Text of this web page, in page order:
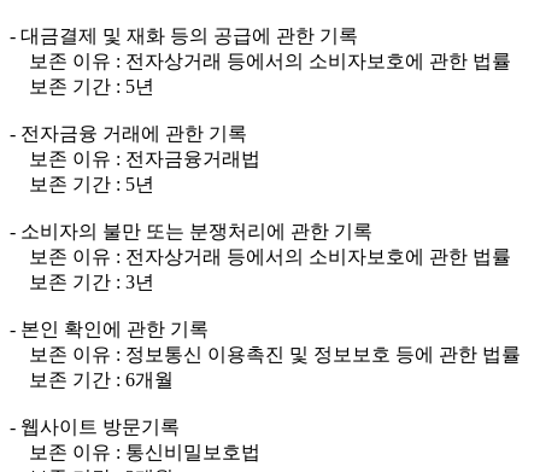
- 대금결제 및 재화 등의 공급에 관한 기록
보존 이유 : 전자상거래 등에서의 소비자보호에 관한 법률
보존 기간 : 5년
- 전자금융 거래에 관한 기록
보존 이유 : 전자금융거래법
보존 기간 : 5년
- 소비자의 불만 또는 분쟁처리에 관한 기록
보존 이유 : 전자상거래 등에서의 소비자보호에 관한 법률
보존 기간 : 3년
- 본인 확인에 관한 기록
보존 이유 : 정보통신 이용촉진 및 정보보호 등에 관한 법률
보존 기간 : 6개월
- 웹사이트 방문기록
보존 이유 : 통신비밀보호법